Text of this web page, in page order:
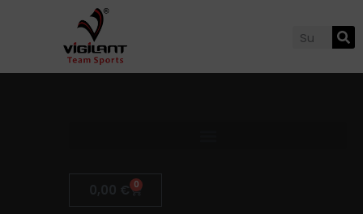
0,00 € 0